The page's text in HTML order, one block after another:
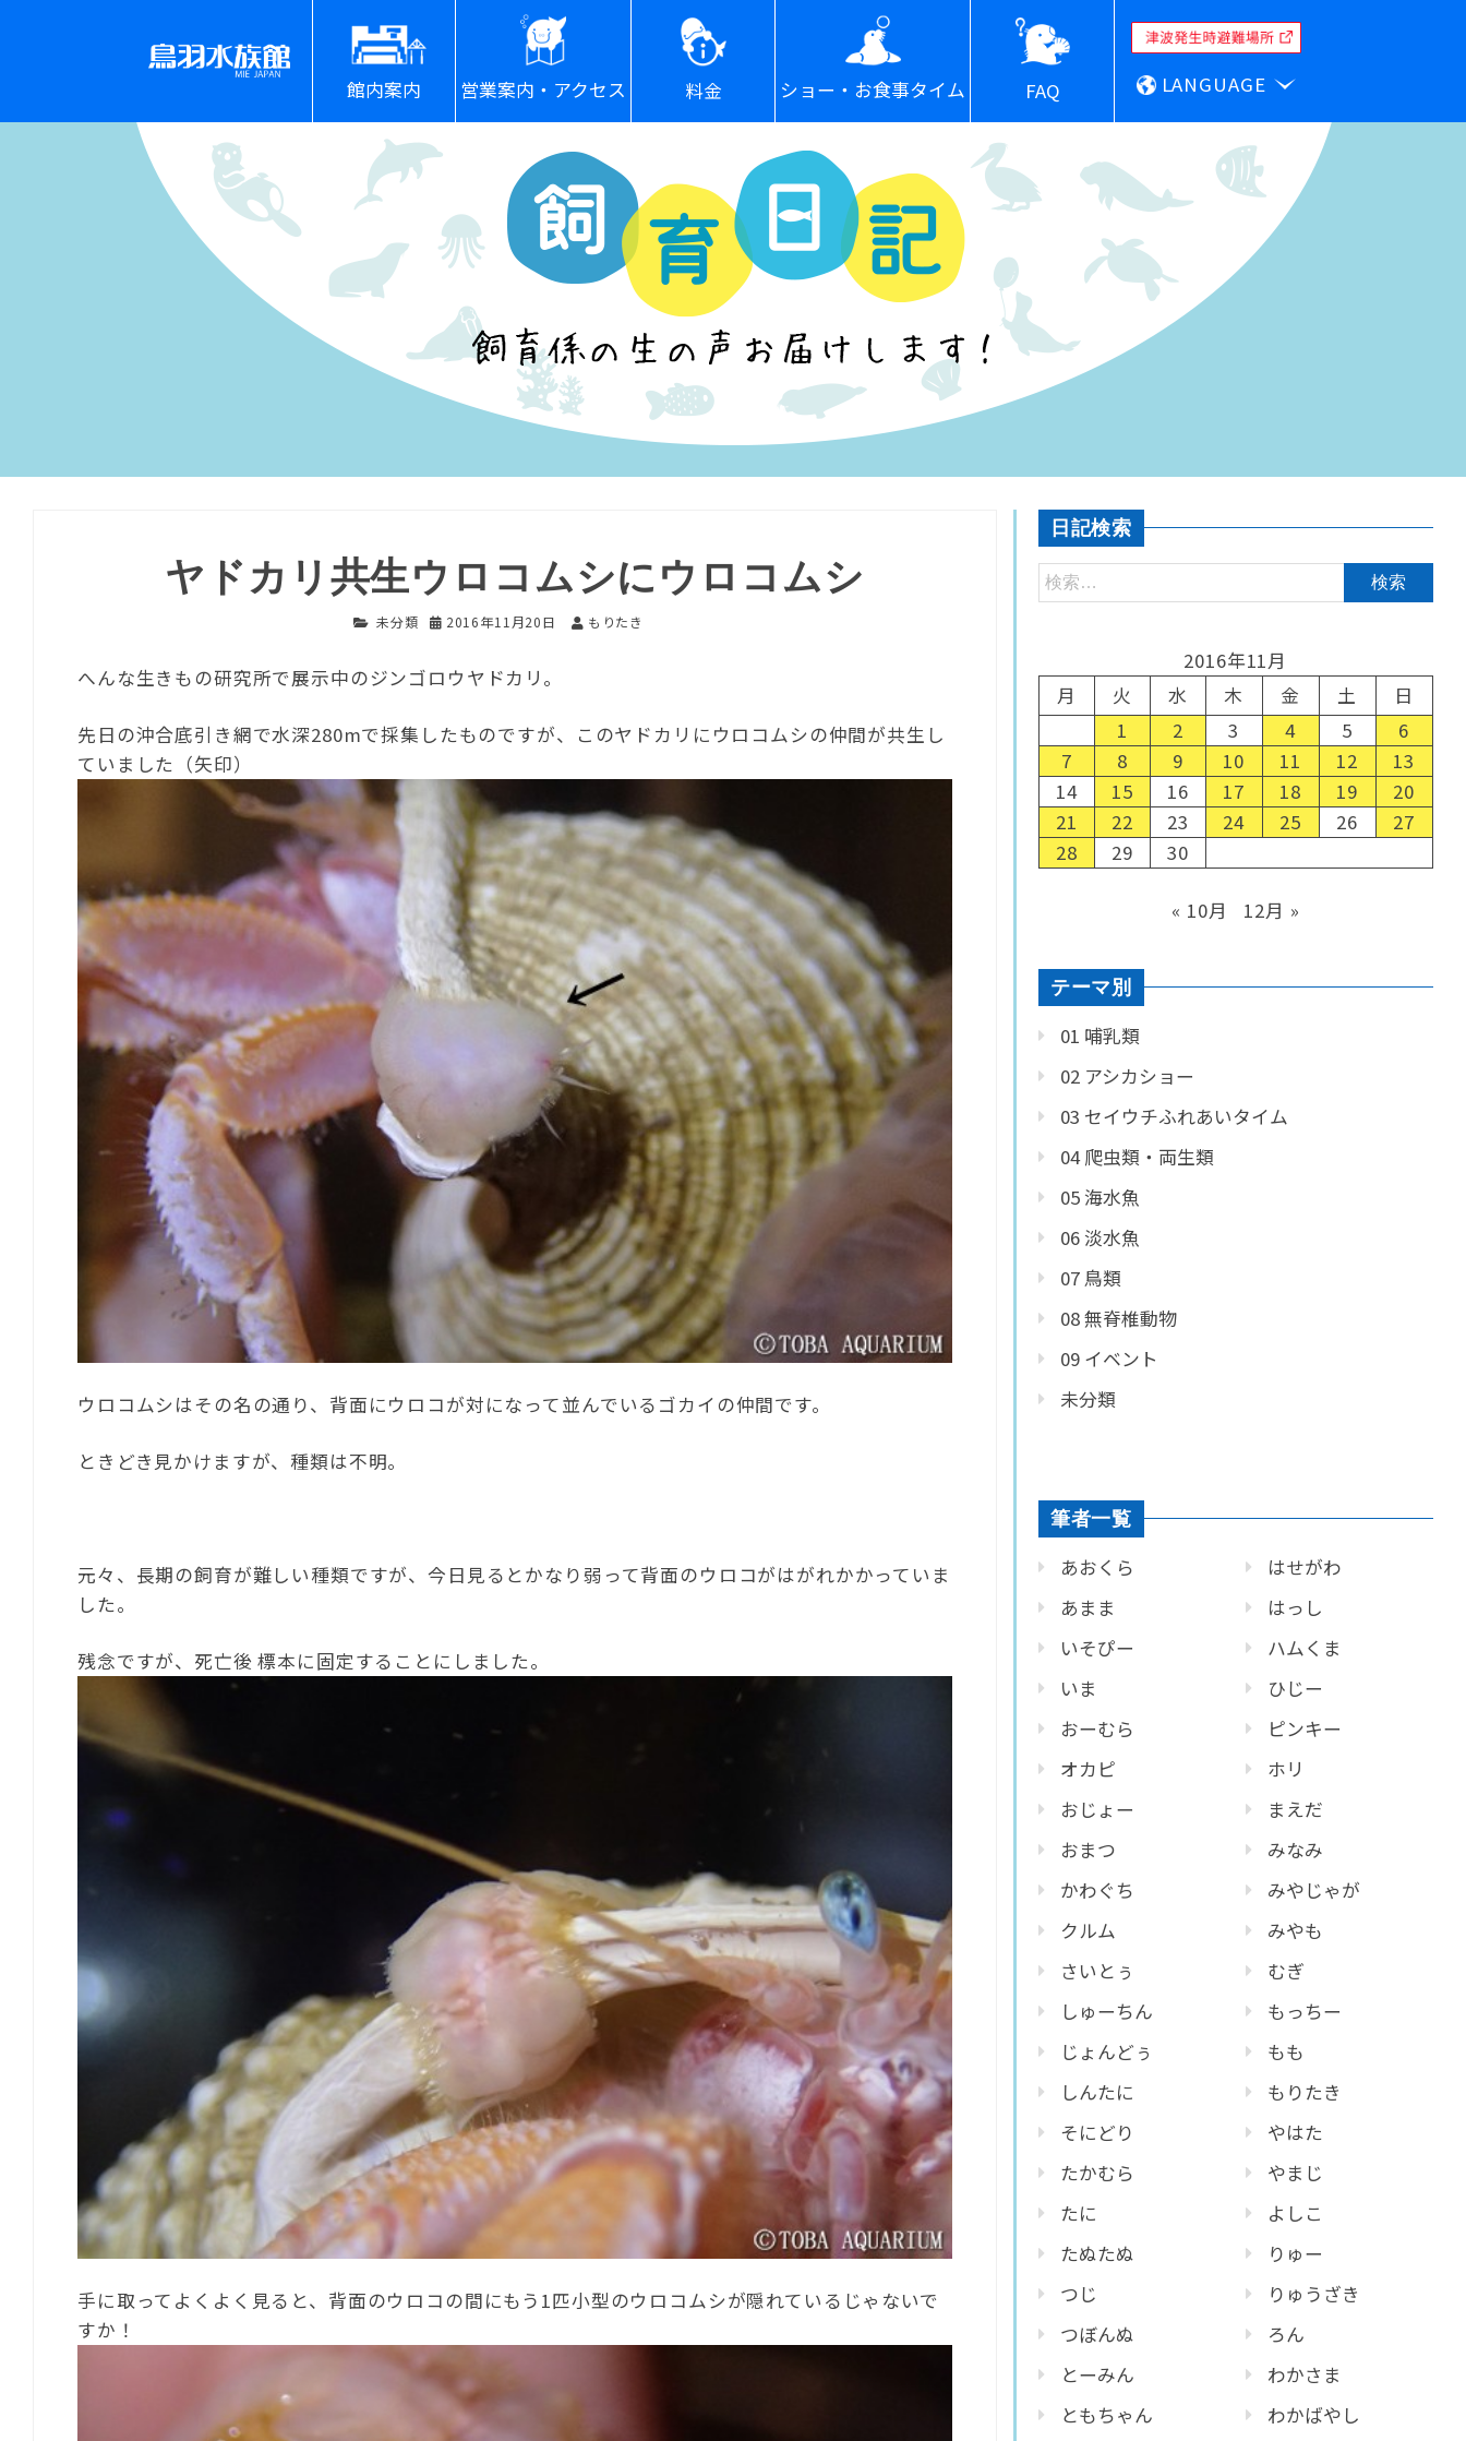
館内案内 営業案内・アクセス 料金 ショー・お食事タイム FAQ LANGUAGE
ヤドカリ共生ウロコムシにウロコムシ
未分類 2016年11月20日 もりたき
へんな生きもの研究所で展示中のジンゴロウヤドカリ。
先日の沖合底引き網で水深280mで採集したものですが、このヤドカリにウロコムシの仲間が共生し
ていました（矢印）
ウロコムシはその名の通り、背面にウロコが対になって並んでいるゴカイの仲間です。
ときどき見かけますが、種類は不明。
元々、長期の飼育が難しい種類ですが、今日見るとかなり弱って背面のウロコがはがれかかっていま
した。
残念ですが、死亡後 標本に固定することにしました。
手に取ってよくよく見ると、背面のウロコの間にもう1匹小型のウロコムシが隠れているじゃないで
すか！
日記検索
2016年11月
月
火 水 木 金 土
日
1
2 3 4 5
6
7
8 9 10 11 12
13
14
15 16 17 18 19
20
21
22 23 24 25 26
27
28
29 30
« 10月 12月 »
テーマ別
01 哺乳類
02 アシカショー
03 セイウチふれあいタイム
04 爬虫類・両生類
05 海水魚
06 淡水魚
07 鳥類
08 無脊椎動物
09 イベント
未分類
筆者一覧
あおくら
あまま
いそぴー
いま
おーむら
オカピ
おじょー
おまつ
かわぐち
クルム
さいとぅ
しゅーちん
じょんどぅ
しんたに
そにどり
たかむら
たに
たぬたぬ
つじ
つぼんぬ
とーみん
ともちゃん
はせがわ
はっし
ハムくま
ひじー
ピンキー
ホリ
まえだ
みなみ
みやじゃが
みやも
むぎ
もっちー
もも
もりたき
やはた
やまじ
よしこ
りゅー
りゅうざき
ろん
わかさま
わかばやし